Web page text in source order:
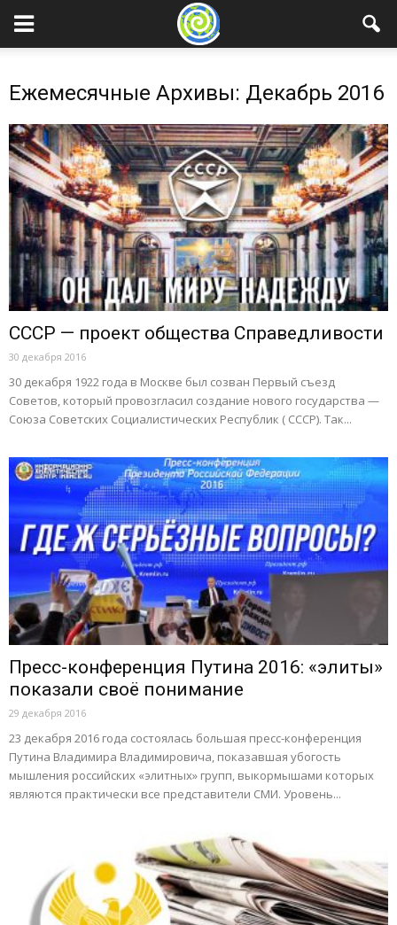
Ежемесячные Архивы: Декабрь 2016
СССР — проект общества Справедливости
30 декабря 2016
30 декабря 1922 года в Москве был созван Первый съезд
Советов, который провозгласил создание нового государства —
Союза Советских Социалистических Республик ( СССР). Так...
Пресс-конференция Путина 2016: «элиты»
показали своё понимание
29 декабря 2016
23 декабря 2016 года состоялась большая пресс-конференция
Путина Владимира Владимировича, показавшая убогость
мышления российских «элитных» групп, выкормышами которых
являются практически все представители СМИ. Уровень...